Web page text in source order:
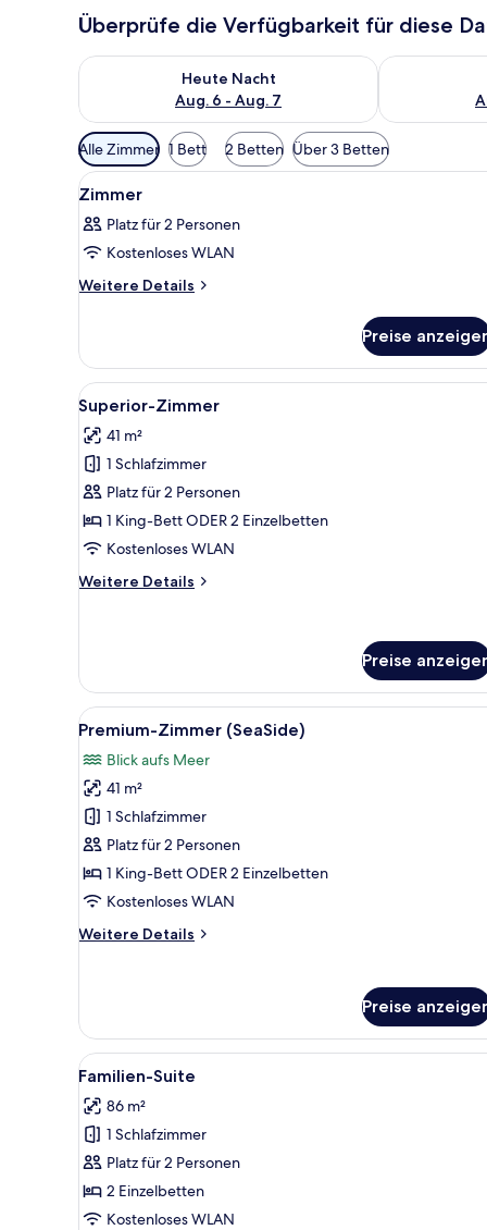
Überprüfe die Verfügbarkeit für diese
Heute Nacht
Aug. 6 - Aug. 7
Überprüfe die Verfügbarkeit für heute Nacht, Aug. 6
Überprüfe
Verfügbare
Filter
für
Alle Zimmer 1 Bett 2 Betten Über 3 Betten
Alle
Fotos
für
Zimmer
anzeigen
Ein Hotelzimmer mit Bett,
1
Zimmer
Platz für 2 Personen
Kostenloses WLAN
Weitere Details
Weitere
Preise
Alle
Fotos
für
Superior-
Zimmer
anzeigen
Ein Hotelzimmer mit einem
8
Superior-Zimmer
41 m²
1 Schlafzimmer
Platz für 2 Personen
1 King-Bett ODER 2 Einzelbetten
Kostenloses WLAN
Weitere Details
Weitere
Preise
Alle
Fotos
für
Premium-
Zimmer
(SeaSide)
anzeigen
Ein Hotelzimmer mit einem
4
Premium-Zimmer (SeaSide)
Blick aufs Meer
41 m²
1 Schlafzimmer
Platz für 2 Personen
1 King-Bett ODER 2 Einzelbetten
Kostenloses WLAN
Weitere Details
Weitere
(SeaSide)
Preise
Alle
Fotos
für
Familien-
Suite
anzeigen
Ein Hotelzimmer mit einem
6
Familien-Suite
86 m²
1 Schlafzimmer
Platz für 2 Personen
2 Einzelbetten
Kostenloses WLAN